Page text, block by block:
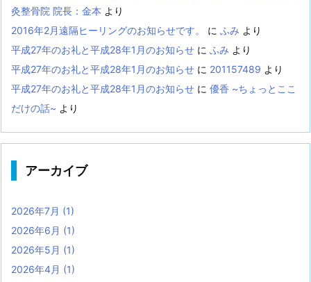
灸整骨院 院長：金本 より
2016年2月遠隔ヒーリングのお知らせです。
に ふみ より
平成27年のお礼と平成28年1月のお知らせ に ふみ より
平成27年のお礼と平成28年1月のお知らせ に 201157489 より
平成27年のお礼と平成28年1月のお知らせ に 優香 ~ちょっとここ
だけの話~ より
アーカイブ
2026年7月 (1)
2026年6月 (1)
2026年5月 (1)
2026年4月 (1)